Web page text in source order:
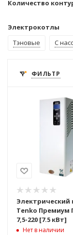
Количество
Электрокотлы
Тэновые
С
ФИЛЬТР
Электрический
Tenko Премиум
7,5-220 [7.5 кВт]
Нет в наличии